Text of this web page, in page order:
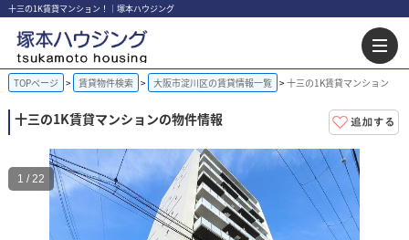
十三の1K賃貸マンション！｜塚本ハウジング
TOPページ 賃貸物件検索 大阪市淀川区の賃貸情報一覧 十三の1K賃貸マンション
十三の1K賃貸マンションの物件情報
1 / 22